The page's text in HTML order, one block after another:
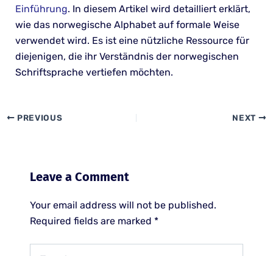
Einführung. In diesem Artikel wird detailliert erklärt,
wie das norwegische Alphabet auf formale Weise
verwendet wird. Es ist eine nützliche Ressource für
diejenigen, die ihr Verständnis der norwegischen
Schriftsprache vertiefen möchten.
PREVIOUS NEXT
Leave a Comment
Your email address will not be published.
Required fields are marked *